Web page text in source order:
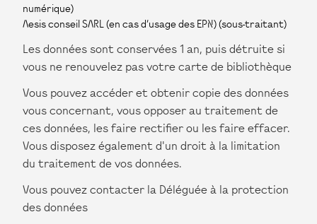
numérique)
Aesis conseil SARL (en cas d’usage des EPN) (sous-traitant)
Les données sont conservées 1 an, puis détruite si
vous ne renouvelez pas votre carte de bibliothèque
Vous pouvez accéder et obtenir copie des données
vous concernant, vous opposer au traitement de
ces données, les faire rectifier ou les faire effacer.
Vous disposez également d'un droit à la limitation
du traitement de vos données.
Vous pouvez contacter la Déléguée à la protection
des données